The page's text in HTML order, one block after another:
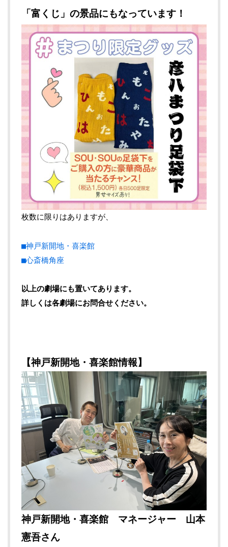
「富くじ」の景品にもなっています！
枚数に限りはありますが、
■神戸新開地・喜楽館
■心斎橋角座
以上の劇場にも置いてあります。
詳しくは各劇場にお問合せください。
【神戸新開地・喜楽館情報】
神戸新開地・喜楽館 マネージャー 山本
憲吾さん